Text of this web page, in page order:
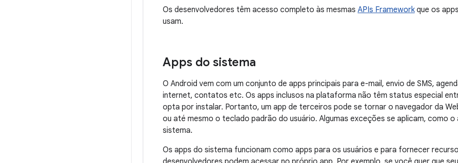
Os desenvolvedores têm acesso completo às mesmas APIs Frameworkque os
usam.
Apps do sistema
O Android vem com um conjunto de apps principais para e-mail, envio de SMS,
internet, contatos etc. Os apps inclusos na plataforma não têm status especial
opta por instalar. Portanto, um app de terceiros pode se tornar o navegador da
ou até mesmo o teclado padrão do usuário. Algumas exceções se aplicam, como
sistema.
Os apps do sistema funcionam como apps para os usuários e para fornecer